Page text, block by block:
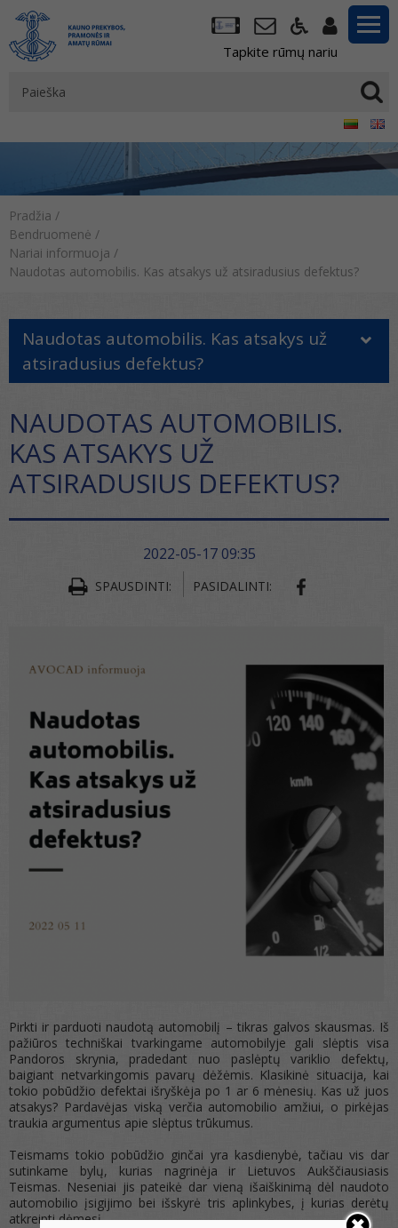
Tapkite rūmų nariu
Pradžia /
Bendruomenė /
Nariai informuoja /
Naudotas automobilis. Kas atsakys už atsiradusius defektus?
Naudotas automobilis. Kas atsakys už
atsiradusius defektus?
NAUDOTAS AUTOMOBILIS.
KAS ATSAKYS UŽ
ATSIRADUSIUS DEFEKTUS?
2022-05-17 09:35
SPAUSDINTI: PASIDALINTI:
Pirkti ir parduoti naudotą automobilį – tikras galvos skausmas. Iš
pažiūros techniškai tvarkingame automobilyje gali slėptis visa
Pandoros skrynia, pradedant nuo paslėptų variklio defektų,
baigiant netvarkingomis pavarų dėžėmis. Klasikinė situacija, kai
tokio pobūdžio defektai išryškėja po 1 ar 6 mėnesių. Kas už juos
atsakys? Pardavėjas viską verčia automobilio amžiui, o pirkėjas
traukia argumentus apie slėptus trūkumus.
Teismams tokio pobūdžio ginčai yra kasdienybė, tačiau vis dar
sutinkame bylų, kurias nagrinėja ir Lietuvos Aukščiausiasis
Teismas. Neseniai jis pateikė dar vieną išaiškinimą dėl naudoto
automobilio įsigijimo bei išskyrė tris aplinkybes, į kurias derėtų
atkreipti dėmesį.